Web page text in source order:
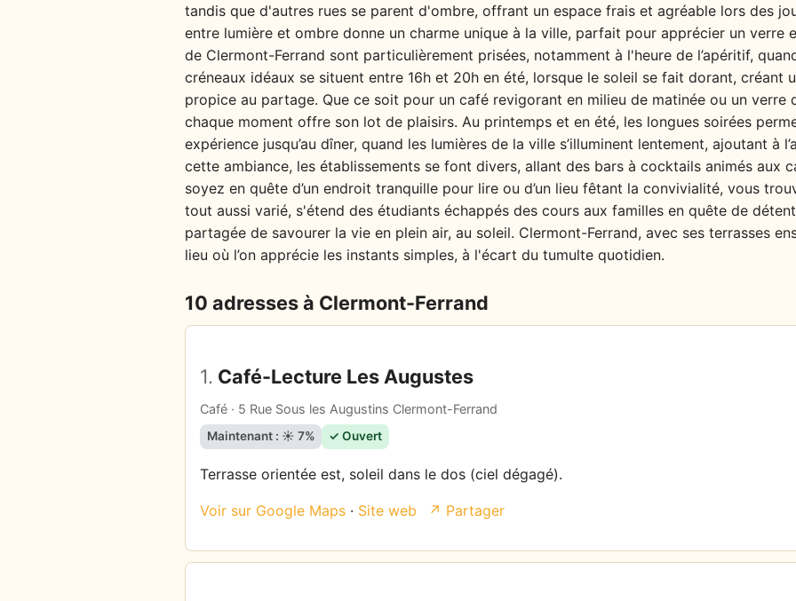
tandis que d'autres rues se parent d'ombre, offrant un espace frais et agréable lors des
entre lumière et ombre donne un charme unique à la ville, parfait pour apprécier un verre
de Clermont-Ferrand sont particulièrement prisées, notamment à l'heure de l’apéritif,
créneaux idéaux se situent entre 16h et 20h en été, lorsque le soleil se fait dorant, créant
propice au partage. Que ce soit pour un café revigorant en milieu de matinée ou un verre
chaque moment offre son lot de plaisirs. Au printemps et en été, les longues soirées
expérience jusqu’au dîner, quand les lumières de la ville s’illuminent lentement, ajoutant à
cette ambiance, les établissements se font divers, allant des bars à cocktails animés aux
soyez en quête d’un endroit tranquille pour lire ou d’un lieu fêtant la convivialité, vous
tout aussi varié, s'étend des étudiants échappés des cours aux familles en quête de
partagée de savourer la vie en plein air, au soleil. Clermont-Ferrand, avec ses terrasses
lieu où l’on apprécie les instants simples, à l'écart du tumulte quotidien.
10 adresses à Clermont-Ferrand
1. Café-Lecture Les Augustes
Café · 5 Rue Sous les Augustins Clermont-Ferrand
Maintenant : ☀️ 7% ✓ Ouvert
Terrasse orientée est, soleil dans le dos (ciel dégagé).
Voir sur Google Maps · Site web ↗ Partager